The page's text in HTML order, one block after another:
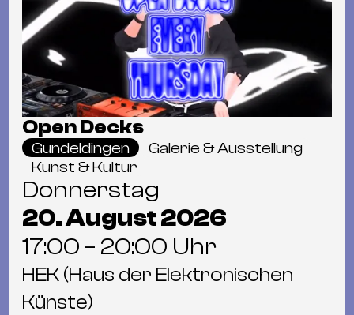
Open Decks
Gundeldingen
Galerie & Ausstellung
Kunst & Kultur
Donnerstag
20. August 2026
17:00 – 20:00 Uhr
HEK (Haus der Elektronischen
Künste)